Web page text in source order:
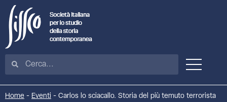
Home - Eventi - Carlos lo sciacallo. Storia del più temuto terrorista